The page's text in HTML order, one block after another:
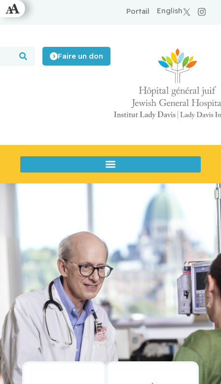
English
Portail
Faire un don